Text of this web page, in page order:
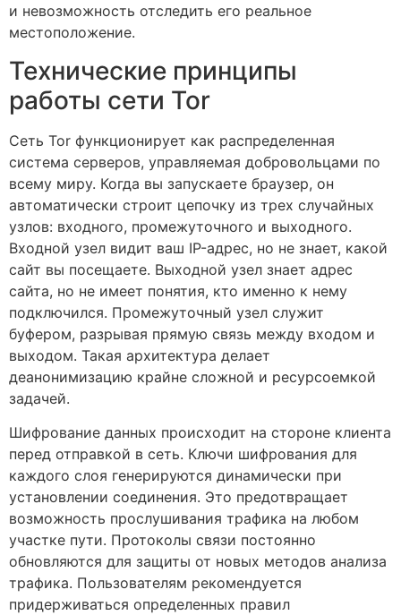
и невозможность отследить его реальное
местоположение.
Технические принципы
работы сети Tor
Сеть Tor функционирует как распределенная
система серверов, управляемая добровольцами по
всему миру. Когда вы запускаете браузер, он
автоматически строит цепочку из трех случайных
узлов: входного, промежуточного и выходного.
Входной узел видит ваш IP-адрес, но не знает, какой
сайт вы посещаете. Выходной узел знает адрес
сайта, но не имеет понятия, кто именно к нему
подключился. Промежуточный узел служит
буфером, разрывая прямую связь между входом и
выходом. Такая архитектура делает
деанонимизацию крайне сложной и ресурсоемкой
задачей.
Шифрование данных происходит на стороне клиента
перед отправкой в сеть. Ключи шифрования для
каждого слоя генерируются динамически при
установлении соединения. Это предотвращает
возможность прослушивания трафика на любом
участке пути. Протоколы связи постоянно
обновляются для защиты от новых методов анализа
трафика. Пользователям рекомендуется
придерживаться определенных правил